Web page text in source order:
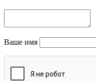
Ваше имя